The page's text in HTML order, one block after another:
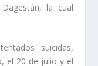
la cual
suicidas,
el 20 de julio y el